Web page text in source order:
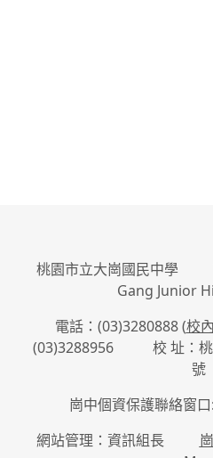
桃園市立大崗國民中學
Gang Junior
電話：(03)3280888 (校
(03)3288956 校 址：桃
號
崗中個資保護聯絡窗
網站管理：資訊組長